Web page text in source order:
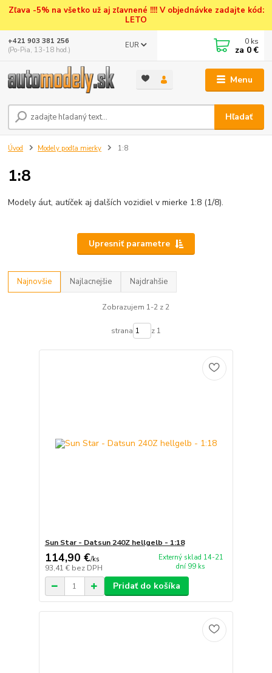
Zľava -5% na všetko už aj zľavnené !!!! V objednávke zadajte kód:
LETO
Menu
EUR
Hľadať
+421 903 381 256
(Po-Pia, 13-18 hod.)
0 ks
za 0 €
Úvod Modely podľa mierky 1:8
1:8
Modely áut, autíček aj dalších vozidiel v mierke 1:8 (1/8).
Upresniť parametre
Najnovšie Najlacnejšie Najdrahšie
Zobrazujem 1-2 z 2
strana z 1
Sun Star - Datsun 240Z hellgelb - 1:18
114,90 €/ks
93,41 € bez DPH
Externý sklad 14-21
dní 99 ks
Pridať do košíka